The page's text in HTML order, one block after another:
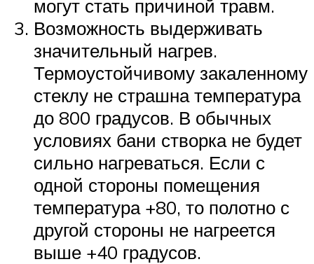
могут стать причиной травм.
Возможность выдерживать
значительный нагрев.
Термоустойчивому закаленному
стеклу не страшна температура
до 800 градусов. В обычных
условиях бани створка не будет
сильно нагреваться. Если с
одной стороны помещения
температура +80, то полотно с
другой стороны не нагреется
выше +40 градусов.